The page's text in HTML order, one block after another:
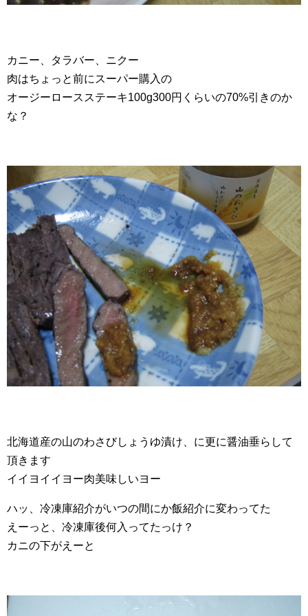
カニー、タラバー、ニクー
肉はちょっと前にスーパー購入の
オージーロースステーキ100g300円くらいの70%引きのか
な？
北海道産の山のわさびしょうゆ漬け、に更に醤油垂らして
頂きます
イイヨイイヨー肉美味しいヨー
ハッ、冷凍庫紹介がいつの間にか飯紹介に変わってた
えーっと、冷凍庫後何入ってたっけ？
カニの下がえーと